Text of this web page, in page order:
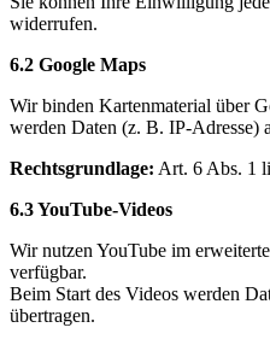
widerrufen.
6.2 Google Maps
Wir binden Kartenmaterial über
werden Daten (z. B. IP-Adresse)
Rechtsgrundlage: Art. 6 Abs. 1
6.3 YouTube-Videos
Wir nutzen YouTube im
verfügbar.
Beim Start des Videos werden
übertragen.